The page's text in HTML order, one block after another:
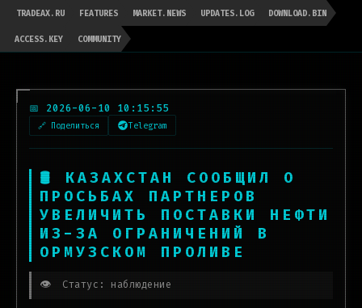
TRADEAX.RU FEATURES MARKET.NEWS UPDATES.LOG DOWNLOAD.BIN
ACCESS.KEY COMMUNITY
📅 2026-06-10 10:15:55
🔗 Поделиться Telegram
🛢 КАЗАХСТАН СООБЩИЛ О
ПРОСЬБАХ ПАРТНЕРОВ
УВЕЛИЧИТЬ ПОСТАВКИ НЕФТИ
ИЗ-ЗА ОГРАНИЧЕНИЙ В
ОРМУЗСКОМ ПРОЛИВЕ
👁️ Статус: наблюдение